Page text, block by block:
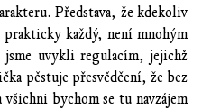
Představa, že kdekoliv
každý, není mnohým
jsme uvykli regulacím, jejichž
pěstuje přesvědčení, že bez
bychom se tu navzájem